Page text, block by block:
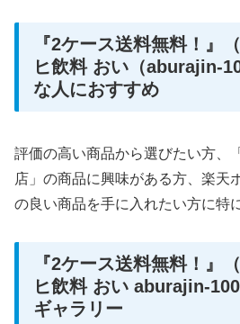
『2ケース送料無料！』
ヒ飲料 おい（aburajin-
な人におすすめ
評価の高い商品から選びたい方、
店」の商品に興味がある方、楽天
の良い商品を手に入れたい方に特
『2ケース送料無料！』
ヒ飲料 おい aburajin-
ギャラリー